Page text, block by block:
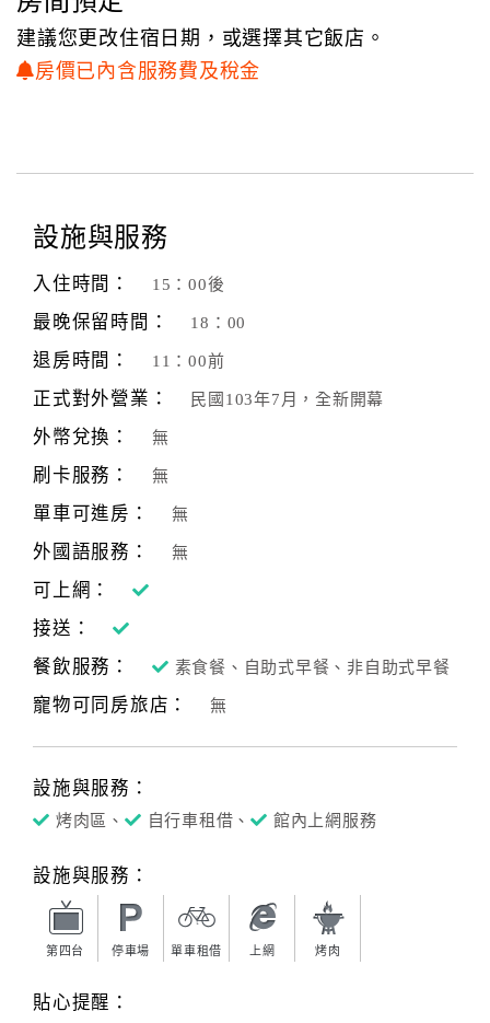
圖
顧
顧
客
滿
度
訂
單
理
會
員
戶
客
絡
單
服
建議您更改住宿日期，或選擇其它飯店。
房價已內含服務費及稅金
設施與服務
入住時間： 15：00後
最晚保留時間： 18：00
退房時間： 11：00前
正式對外營業： 民國103年7月，全新開幕
外幣兌換： 無
刷卡服務： 無
單車可進房： 無
外國語服務： 無
可上網：
接送：
餐飲服務：
素食餐、自助式早餐、非自助式早餐
寵物可同房旅店： 無
設施與服務：
烤肉區、 自行車租借、 館內上網服務
設施與服務：
第四台 停車場 單車租借 上網 烤肉
貼心提醒：